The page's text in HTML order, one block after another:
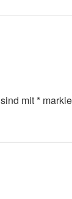
mit*